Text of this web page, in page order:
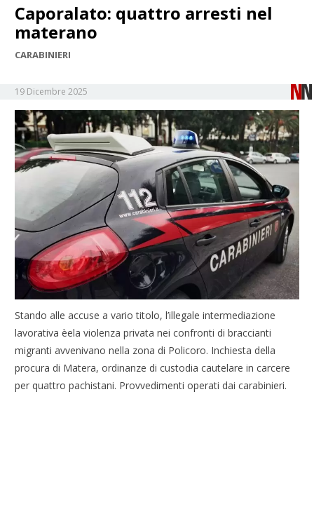
Caporalato: quattro arresti nel
materano
CARABINIERI
19 Dicembre 2025
Stando alle accuse a vario titolo, l’illegale intermediazione
lavorativa èela violenza privata nei confronti di braccianti
migranti avvenivano nella zona di Policoro. Inchiesta della
procura di Matera, ordinanze di custodia cautelare in carcere
per quattro pachistani. Provvedimenti operati dai carabinieri.